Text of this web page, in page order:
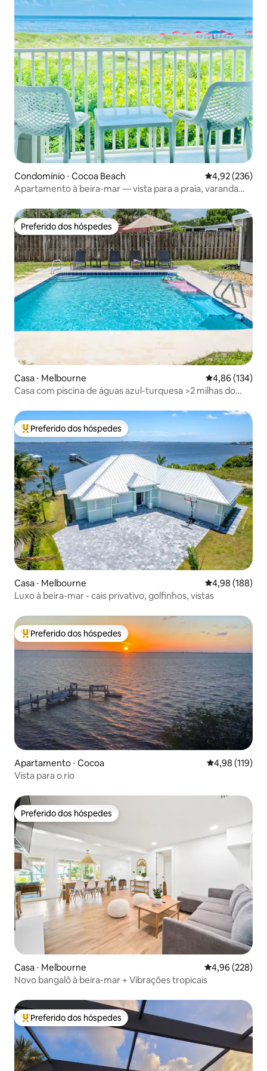
Condomínio ⋅ Cocoa Beach 4,92 de uma
4,92 (236)
Apartamento à beira-mar — vista para a praia, varanda
Preferido dos hóspedes
Preferido dos hóspedes
Casa ⋅ Melbourne 4,86 de uma
4,86 (134)
Casa com piscina de águas azul-turquesa >2 milhas do
Entre os melhores preferidos dos hóspedes
Preferido dos hóspedes
Casa ⋅ Melbourne 4,98 de uma
4,98 (188)
Luxo à beira-mar - cais privativo, golfinhos, vistas
Entre os melhores preferidos dos hóspedes
Preferido dos hóspedes
Apartamento ⋅ Cocoa 4,98 de uma
4,98 (119)
Vista para o rio
Preferido dos hóspedes
Preferido dos hóspedes
Casa ⋅ Melbourne 4,96 de uma
4,96 (228)
Novo bangalô à beira-mar + Vibrações tropicais
Entre os melhores preferidos dos hóspedes
Preferido dos hóspedes